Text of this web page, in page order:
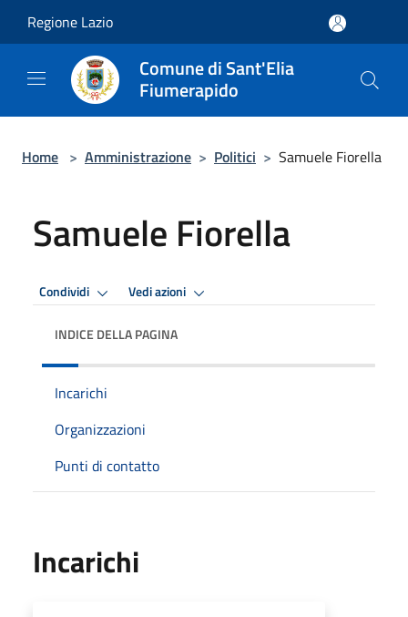
Regione Lazio
Comune di Sant'Elia
Fiumerapido
Home > Amministrazione > Politici > Samuele Fiorella
Samuele Fiorella
Condividi Vedi azioni
INDICE DELLA PAGINA
Incarichi
Organizzazioni
Punti di contatto
Incarichi